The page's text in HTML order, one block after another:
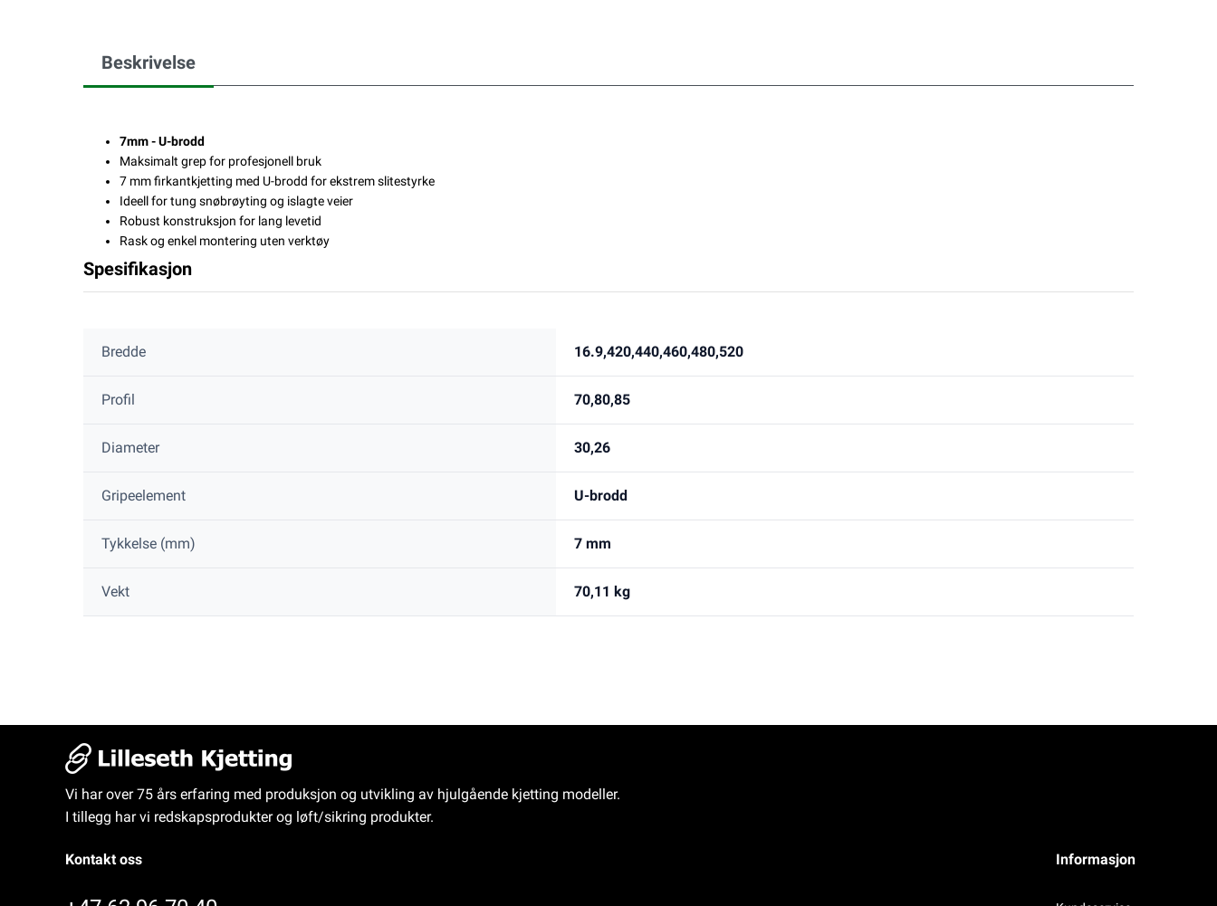
Beskrivelse
7mm - U-brodd
Maksimalt grep for profesjonell bruk
7 mm firkantkjetting med U-brodd for ekstrem slitestyrke
Ideell for tung snøbrøyting og islagte veier
Robust konstruksjon for lang levetid
Rask og enkel montering uten verktøy
Spesifikasjon
Bredde 16.9,420,440,460,480,520
Profil 70,80,85
Diameter 30,26
Gripeelement U-brodd
Tykkelse (mm) 7 mm
Vekt 70,11 kg
Vi har over 75 års erfaring med produksjon og utvikling av hjulgående kjetting modeller.
I tillegg har vi redskapsprodukter og løft/sikring produkter.
Kontakt oss Informasjon